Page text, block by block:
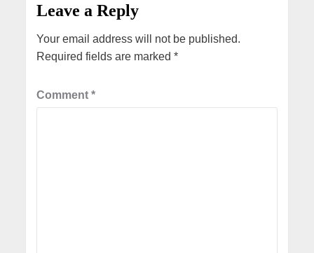
Leave a Reply
Your email address will not be published.
Required fields are marked*
Comment*